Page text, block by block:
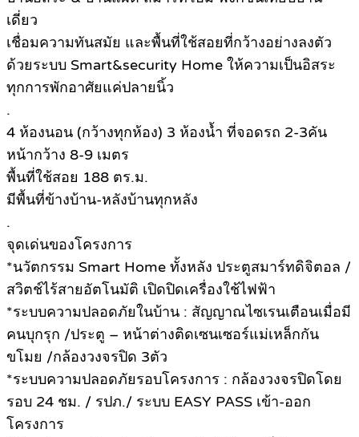
เดี่ยว
เชื่อมความทันสมัย และพื้นที่ใช้สอยที่กว้างอย่างลงตัว
ด้วยระบบ Smart&security Home ให้ความเป็นอิสระ
ทุกการพักอาศัยแค่ปลายนิ้ว
.
4 ห้องนอน (กว้างทุกห้อง) 3 ห้องน้ำ ที่จอดรถ 2-3คัน
หน้ากว้าง 8-9 เมตร
พื้นที่ใช้สอย 188 ตร.ม.
มีพื้นที่ข้างบ้าน-หลังบ้านทุกหลัง
.
จุดเด่นของโครงการ
*นวัตกรรม Smart Home ทั้งหลัง ประตูสมาร์ทดิจิตอล /
สวิตช์ไร้สายอัตโนมัติ เปิดปิดเครื่องใช้ไฟฟ้า
*ระบบความปลอดภัยในบ้าน : สัญญาณไซเรนเตือนเมื่อมี
คนบุกรุก /ประตู – หน้าต่างติดเซนเซอร์แม่เหล็กกัน
ขโมย /กล้องวงจรปิด 3ตัว
*ระบบความปลอดภัยรอบโครงการ : กล้องวงจรปิดโดย
รอบ 24 ชม. / รปภ./ ระบบ EASY PASS เข้า-ออก
โครงการ